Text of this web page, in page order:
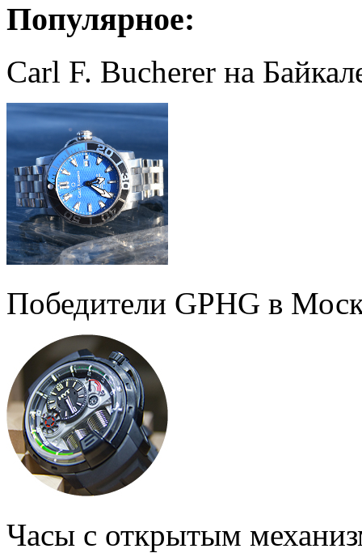
Популярное:
Carl F. Bucherer на
Победители GPHG в
Часы с открытым